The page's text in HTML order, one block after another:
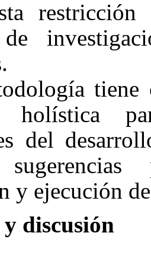
holística
del
y ejecución
discusión